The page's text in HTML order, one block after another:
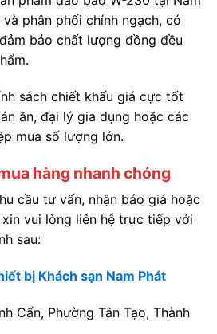
phân phối chính ngạch, có
bảo chất lượng đồng đều
sách chiết khấu giá cực tốt
ăn, đại lý gia dụng hoặc các
mua số lượng lớn.
hàng nhanh chóng
cầu tư vấn, nhận báo giá hoặc
vui lòng liên hệ trực tiếp với
sau:
bị Khách sạn Nam Phát
Cẩn, Phường Tân Tạo, Thành